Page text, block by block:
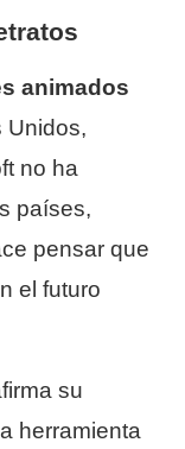
animados
Unidos,
no ha
países,
pensar que
el futuro
su
herramienta